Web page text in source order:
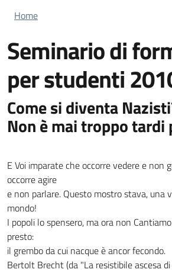
Briciole di pane
Home
Seminario di
per studenti
Come si diventa
Non è mai troppo tardi
E Voi imparate che occorre vedere e non
occorre agire
e non parlare. Questo mostro stava, una
mondo!
I popoli lo spensero, ma ora non
presto:
il grembo da cui nacque è ancor fecondo.
Bertolt Brecht (da "La resistibile ascesa